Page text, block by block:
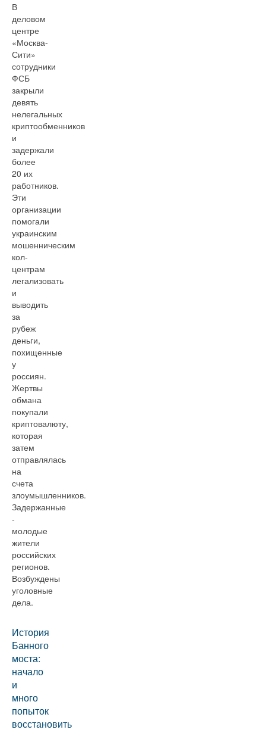
В
деловом
центре
«Москва-
Сити»
сотрудники
ФСБ
закрыли
девять
нелегальных
криптообменников
и
задержали
более
20 их
работников.
Эти
организации
помогали
украинским
мошенническим
кол-
центрам
легализовать
и
выводить
за
рубеж
деньги,
похищенные
у
россиян.
Жертвы
обмана
покупали
криптовалюту,
которая
затем
отправлялась
на
счета
злоумышленников.
Задержанные
-
молодые
жители
российских
регионов.
Возбуждены
уголовные
дела.
История
Банного
моста:
начало
и
много
попыток
восстановить